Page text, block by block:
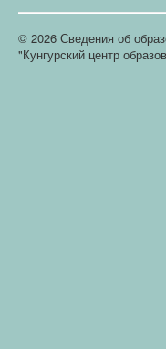
© 2026 Сведения об
"Кунгурский центр